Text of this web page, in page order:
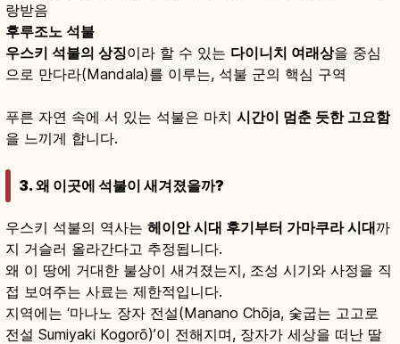
랑받음
후루조노 석불
우스키 석불의 상징이라 할 수 있는 다이니치 여래상을 중심
으로 만다라(Mandala)를 이루는, 석불 군의 핵심 구역
푸른 자연 속에 서 있는 석불은 마치 시간이 멈춘 듯한 고요함
을 느끼게 합니다.
3. 왜 이곳에 석불이 새겨졌을까?
우스키 석불의 역사는 헤이안 시대 후기부터 가마쿠라 시대까
지 거슬러 올라간다고 추정됩니다.
왜 이 땅에 거대한 불상이 새겨졌는지, 조성 시기와 사정을 직
접 보여주는 사료는 제한적입니다.
지역에는 ‘마나노 장자 전설(Manano Chōja, 숯굽는 고고로
전설 Sumiyaki Kogorō)’이 전해지며, 장자가 세상을 떠난 딸